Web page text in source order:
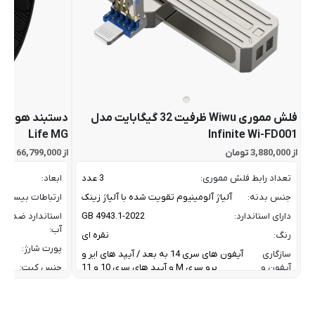
فلش مموری Wiwu ظرفیت 32 گیگابایت مدل
Infinite Wi-FD001
از 3,880,000 تومان
تعداد رابط فلش مموری:
3 عدد
جنس بدنه:
آلیاژ آلومینیوم تقویت شده با آلیاژ زینک
دارای استاندارد:
GB 4943.1-2022
رنگ:
نقره ای
سازگاری
آیفون و
آیفون های سری 14 به بعد / آیپد های ایر و
پرو سری M و آیپد های سری 10 و 11
Life MG
از 66,799,000 تومان
ابعاد:
ارتباطات بیسیم:
استاندارد ضد
آب:
پورت شارژ:
جنس کیت: